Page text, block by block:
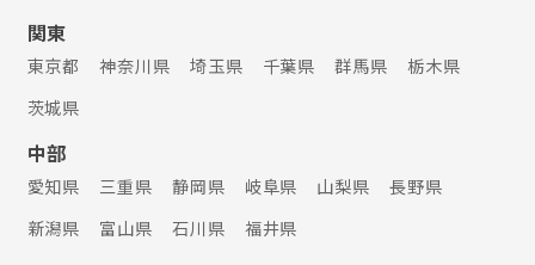
関東
東京都 神奈川県 埼玉県 千葉県 群馬県
栃木県
茨城県
中部
愛知県 三重県 静岡県 岐阜県 山梨県
長野県
新潟県
富山県 石川県 福井県